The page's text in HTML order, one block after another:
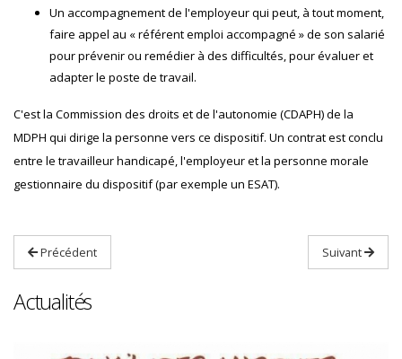
Un accompagnement de l'employeur qui peut, à tout moment,
faire appel au « référent emploi accompagné » de son salarié
pour prévenir ou remédier à des difficultés, pour évaluer et
adapter le poste de travail.
C'est la Commission des droits et de l'autonomie (CDAPH) de la
MDPH qui dirige la personne vers ce dispositif. Un contrat est conclu
entre le travailleur handicapé, l'employeur et la personne morale
gestionnaire du dispositif (par exemple un ESAT).
Précédent Suivant
Actualités